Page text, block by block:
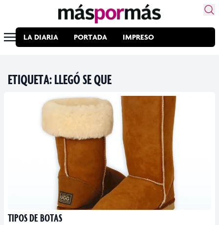
LA DIARIA PORTADA IMPRESO
ETIQUETA:LLEGÓ SE QUE
TIPOS DE BOTAS